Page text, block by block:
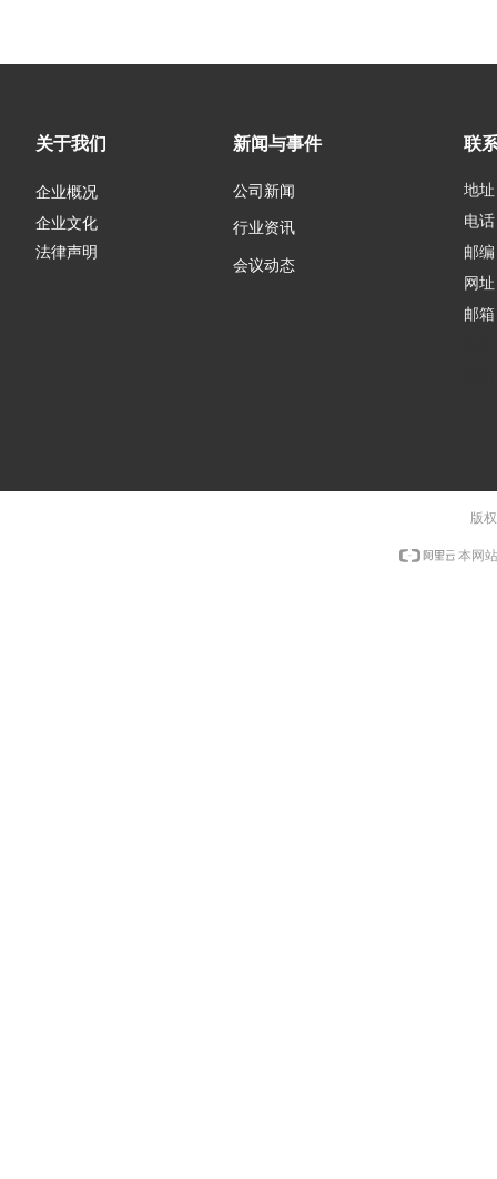
新闻与事件 联
地
电
邮
网
邮
关于我们
企业概况
企业文化
公司新闻
行业资讯
会议动态
法律声明
版
本网